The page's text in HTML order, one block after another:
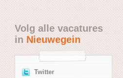
Volg alle vacatures
in Nieuwegein
Twitter